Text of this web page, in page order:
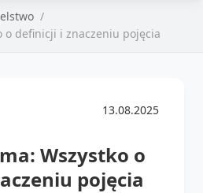
o definicji i znaczeniu pojęcia
13.08.2025
Wszystko o
pojęcia